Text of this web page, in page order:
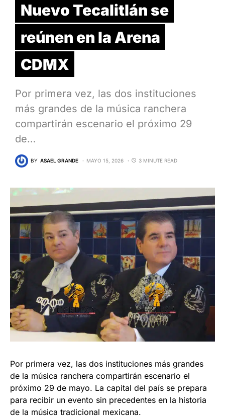
Nuevo Tecalitlán se
reúnen en la Arena
CDMX
Por primera vez, las dos instituciones
más grandes de la música ranchera
compartirán escenario el próximo 29
de…
BY ASAEL GRANDE MAYO 15, 2026 3 MINUTE READ
Por primera vez, las dos instituciones más grandes
de la música ranchera compartirán escenario el
próximo 29 de mayo. La capital del país se prepara
para recibir un evento sin precedentes en la historia
de la música tradicional mexicana.